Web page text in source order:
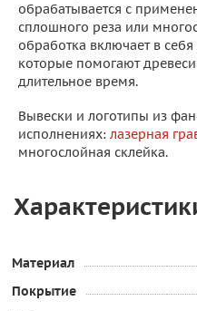
обрабатывается с
сплошного реза или
обработка включает в
которые помогают
длительное время.
Вывески и логотипы из
исполнениях: лазерная
многослойная склейка.
Материал
Покрытие